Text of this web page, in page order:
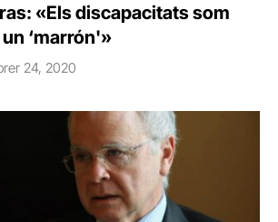
«Els discapacitats som
‘marrón'»
24, 2020